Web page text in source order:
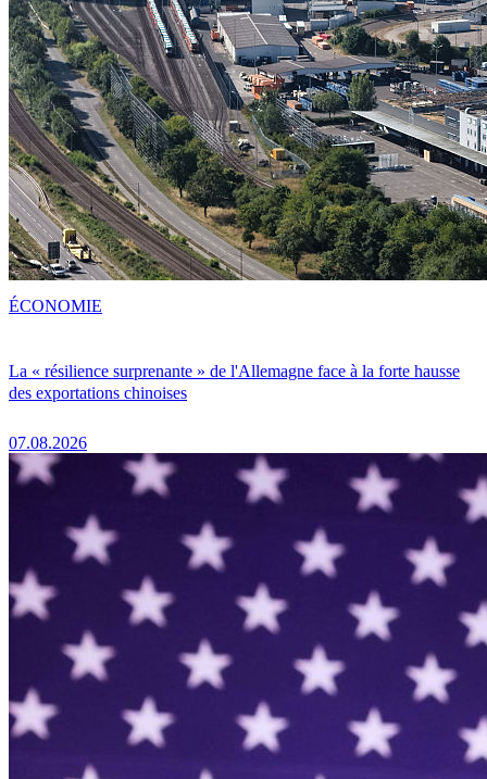
La « résilience surprenante » de l'Allemagne face à la forte hausse
des exportations chinoises
07.08.2026
ÉCONOMIE